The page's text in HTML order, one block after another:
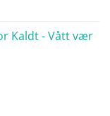
Kaldt - Vått vær